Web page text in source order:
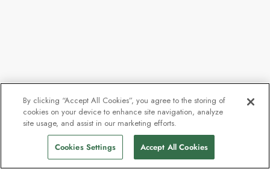
By clicking “Accept All Cookies”, you agree to the storing of
cookies on your device to enhance site navigation, analyze
site usage, and assist in our marketing efforts.
Cookies Settings Accept All Cookies